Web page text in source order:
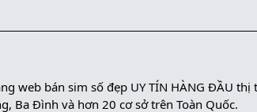
web bán sim số đẹp UY TÍN HÀNG ĐẦU
Ba Đình và hơn 20 cơ sở trên Toàn Quốc.